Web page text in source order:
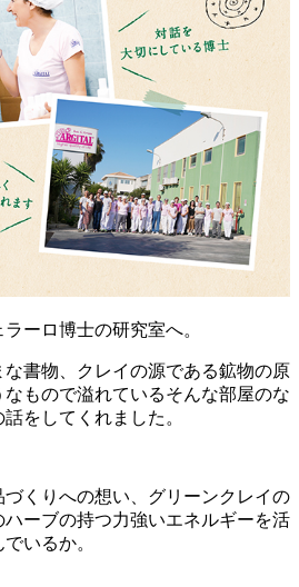
ーロ博士の研究室へ。
書物、クレイの源である鉱物の原
もので溢れているそんな部屋のな
をしてくれました。
くりへの想い、グリーンクレイの
ーブの持つ力強いエネルギーを活
いるか。